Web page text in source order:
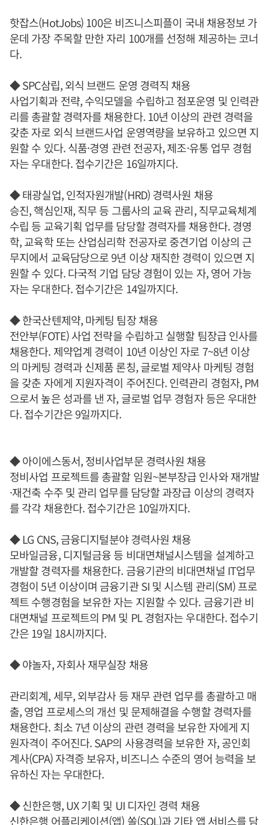
핫잡스(HotJobs) 100은 비즈니스피플이 국내 채용정보 가
운데 가장 주목할 만한 자리 100개를 선정해 제공하는 코너
다.
◆ SPC삼립, 외식 브랜드 운영 경력직 채용
사업기획과 전략, 수익모델을 수립하고 점포운영 및 인력관
리를 총괄할 경력자를 채용한다. 10년 이상의 관련 경력을
갖춘 자로 외식 브랜드사업 운영역량을 보유하고 있으면 지
원할 수 있다. 식품·경영 관련 전공자, 제조·유통 업무 경험
자는 우대한다. 접수기간은 16일까지다.
◆ 태광실업, 인적자원개발(HRD) 경력사원 채용
승진, 핵심인재, 직무 등 그룹사의 교육 관리, 직무교육체계
수립 등 교육기획 업무를 담당할 경력자를 채용한다. 경영
학, 교육학 또는 산업심리학 전공자로 중견기업 이상의 근
무지에서 교육담당으로 9년 이상 재직한 경력이 있으면 지
원할 수 있다. 다국적 기업 담당 경험이 있는 자, 영어 가능
자는 우대한다. 접수기간은 14일까지다.
◆ 한국산텐제약, 마케팅 팀장 채용
전안부(FOTE) 사업 전략을 수립하고 실행할 팀장급 인사를
채용한다. 제약업계 경력이 10년 이상인 자로 7~8년 이상
의 마케팅 경력과 신제품 론칭, 글로벌 제약사 마케팅 경험
을 갖춘 자에게 지원자격이 주어진다. 인력관리 경험자, PM
으로서 높은 성과를 낸 자, 글로벌 업무 경험자 등은 우대한
다. 접수기간은 9일까지다.
◆ 아이에스동서, 정비사업부문 경력사원 채용
정비사업 프로젝트를 총괄할 임원~본부장급 인사와 재개발
·재건축 수주 및 관리 업무를 담당할 과장급 이상의 경력자
를 각각 채용한다. 접수기간은 10일까지다.
◆ LG CNS, 금융디지털분야 경력사원 채용
모바일금융, 디지털금융 등 비대면채널시스템을 설계하고
개발할 경력자를 채용한다. 금융기관의 비대면채널 IT업무
경험이 5년 이상이며 금융기관 SI 및 시스템 관리(SM) 프로
젝트 수행경험을 보유한 자는 지원할 수 있다. 금융기관 비
대면채널 프로젝트의 PM 및 PL 경험자는 우대한다. 접수기
간은 19일 18시까지다.
◆ 야놀자, 자회사 재무실장 채용
관리회계, 세무, 외부감사 등 재무 관련 업무를 총괄하고 매
출, 영업 프로세스의 개선 및 문제해결을 수행할 경력자를
채용한다. 최소 7년 이상의 관련 경력을 보유한 자에게 지
원자격이 주어진다. SAP의 사용경력을 보유한 자, 공인회
계사(CPA) 자격증 보유자, 비즈니스 수준의 영어 능력을 보
유하신 자는 우대한다.
◆ 신한은행, UX 기획 및 UI 디자인 경력 채용
신한은행 어플리케이션(앱) 쏠(SOL)과 기타 앱 서비스를 담